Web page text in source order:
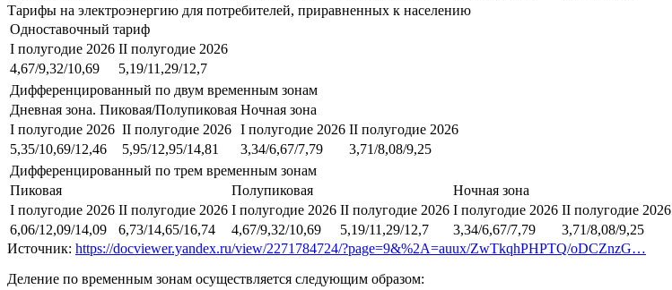
Тарифы на электроэнергию для потребителей, приравненных к населению
Одноставочный тариф
I полугодие 2026 II полугодие 2026
4,67/9,32/10,69
5,19/11,29/12,7
Дифференцированный по двум временным зонам
Дневная зона. Пиковая/Полупиковая Ночная зона
I полугодие 2026 II полугодие 2026 I полугодие 2026 II полугодие 2026
5,35/10,69/12,46
5,95/12,95/14,81 3,34/6,67/7,79
3,71/8,08/9,25
Дифференцированный по трем временным зонам
Пиковая
Полупиковая
Ночная зона
I полугодие 2026 II полугодие 2026 I полугодие 2026 II полугодие 2026 I полугодие 2026 II полугодие 2026
6,06/12,09/14,09
6,73/14,65/16,74 4,67/9,32/10,69 5,19/11,29/12,7 3,34/6,67/7,79
3,71/8,08/9,25
Источник: https://docviewer.yandex.ru/view/2271784724/?page=9&%2A=auux/ZwTkqhPHPTQ/oDCZnzG…
Деление по временным зонам осуществляется следующим образом: